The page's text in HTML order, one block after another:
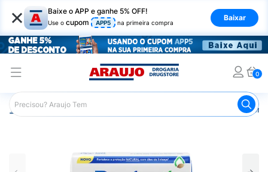
× Baixe o APP e ganhe 5% OFF!
Use o cupom APP5 na primeira compra
Baixar
0
Araujo Higiene Pessoal